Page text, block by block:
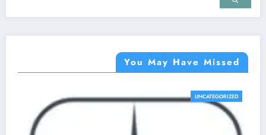
You May Have Missed
UNCATEGORIZED